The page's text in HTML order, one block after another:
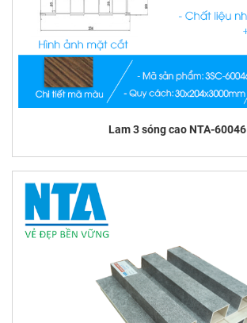
Lam 3 sóng cao NTA-60046